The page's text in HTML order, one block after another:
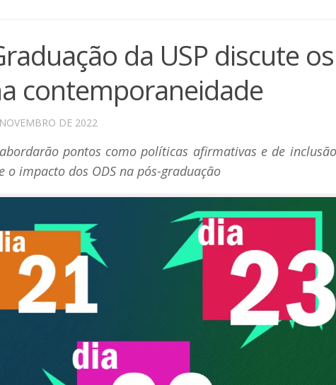
da USP discute os
contemporaneidade
DE 2022
pontos como políticas afirmativas e de
impacto dos ODS na pós-graduação